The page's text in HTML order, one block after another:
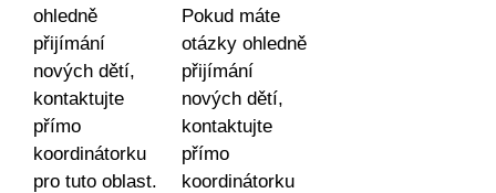
ohledně
přijímání
nových dětí,
kontaktujte
přímo
koordinátorku
pro tuto oblast.
Pokud máte
otázky ohledně
přijímání
nových dětí,
kontaktujte
přímo
koordinátorku